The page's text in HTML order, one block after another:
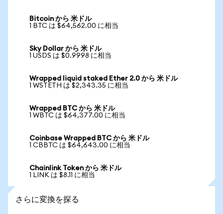
Bitcoin から 米ドル
1 BTC は $64,562.00 に相当
Sky Dollar から 米ドル
1 USDS は $0.9998 に相当
Wrapped liquid staked Ether 2.0 から 米ドル
1 WSTETH は $2,343.35 に相当
Wrapped BTC から 米ドル
1 WBTC は $64,377.00 に相当
Coinbase Wrapped BTC から 米ドル
1 CBBTC は $64,643.00 に相当
Chainlink Token から 米ドル
1 LINK は $8.11 に相当
さらに変換を探る